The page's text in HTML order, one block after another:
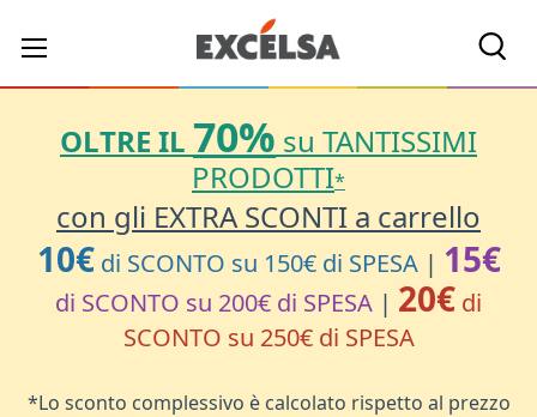
OLTRE IL 70% su TANTISSIMI
PRODOTTI*
con gli EXTRA SCONTI a carrello
10€ di SCONTO su 150€ di SPESA| 15€
di SCONTO su 200€ di SPESA | 20€ di
SCONTO su 250€ di SPESA
*Lo sconto complessivo è calcolato rispetto al prezzo